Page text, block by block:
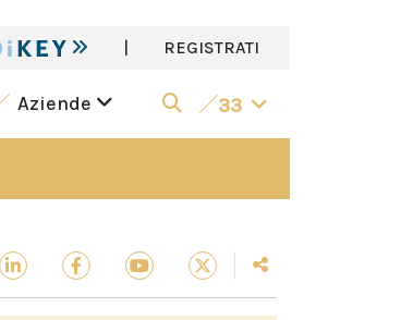
| REGISTRATI
Aziende 33